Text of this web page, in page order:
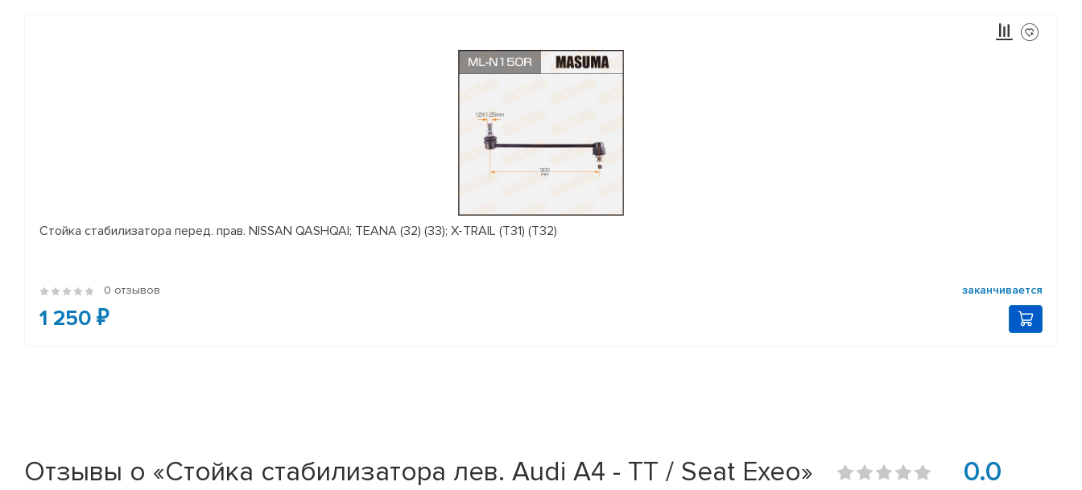
Стойка стабилизатора перед. прав. NISSAN QASHQAI; TEANA (32) (33); X-TRAIL (T31) (T32)
0 отзывов заканчивается
1 250 ₽
Отзывы о «Стойка стабилизатора лев. Audi A4 - TT / Seat Exeo» 0.0